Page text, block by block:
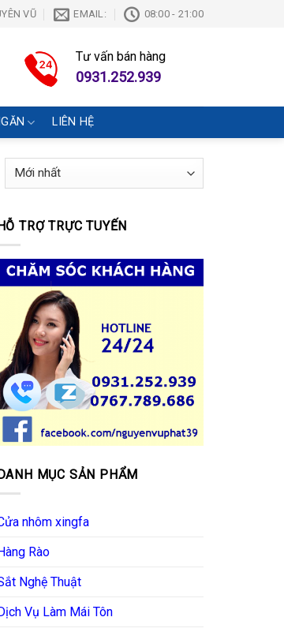
VŨ EMAIL: 08:00 - 21:00
Tư vấn bán hàng
0931.252.939
LIÊN HỆ
TRỢ TRỰC TUYẾN
MỤC SẢN PHẨM
nhôm xingfa
Hàng Rào
Nghệ Thuật
Dịch Vụ Làm Mái Tôn